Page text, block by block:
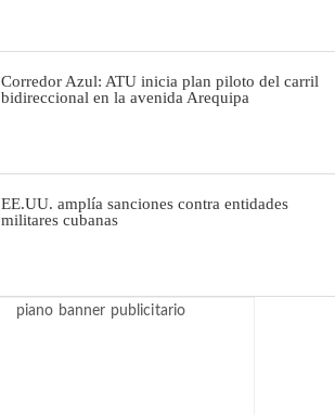
Corredor Azul: ATU inicia plan piloto del carril
bidireccional en la avenida Arequipa
EE.UU. amplía sanciones contra entidades
militares cubanas